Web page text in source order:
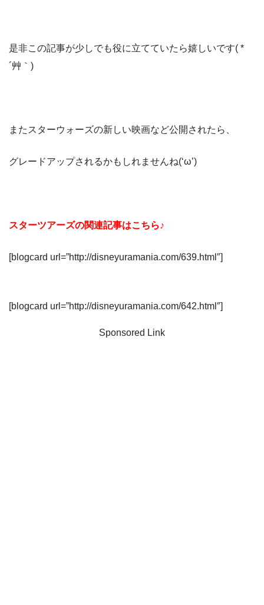
是非この記事が少しでも役に立てていたら嬉しいです( *
´艸｀)
またスターウォーズの新しい映画など公開されたら、
グレードアップされるかもしれませんね(‘ω’)
スターツアーズの関連記事はこちら♪
[blogcard url=”http://disneyuramania.com/639.html″]
[blogcard url=”http://disneyuramania.com/642.html″]
Sponsored Link